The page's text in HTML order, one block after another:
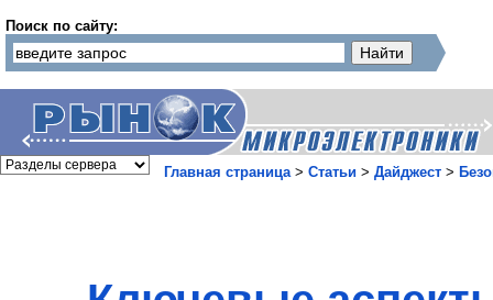
Поиск по сайту:
Главная страница> Статьи > Дайджест >